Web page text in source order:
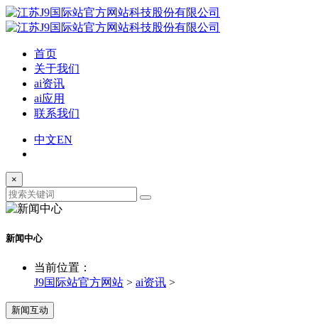
首页
关于我们
ai资讯
ai应用
联系我们
中文EN
×
新闻中心
当前位置：
J9国际站官方网站 > ai资讯 >
新闻互动